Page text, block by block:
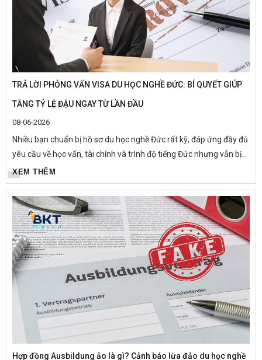
TRẢ LỜI PHỎNG VẤN VISA DU HỌC NGHỀ ĐỨC: BÍ QUYẾT GIÚP
TĂNG TỶ LỆ ĐẬU NGAY TỪ LẦN ĐẦU
08-06-2026
Nhiều bạn chuẩn bị hồ sơ du học nghề Đức rất kỹ, đáp ứng đầy đủ
yêu cầu về học vấn, tài chính và trình độ tiếng Đức nhưng vẫn bị
từ chối visa vì phần phỏng vấn chưa thuyết phục. Trên...
XEM THÊM
Hợp đồng Ausbildung ảo là gì? Cảnh báo lừa đảo du học nghề